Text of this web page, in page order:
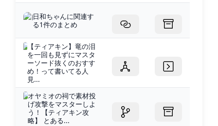
日和ちゃんに関連す
る1件のまとめ
【ティアキン】竜の泪
を一回も見ずにマスタ
ーソード抜くのおすす
め！って書いてる人
見...
オヤミオの祠で素材投
げ攻撃をマスターしよ
う！【ティアキン攻
略】 とある...